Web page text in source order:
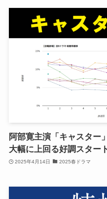
阿部寛主演「キャスター
大幅に上回る好調スター
2025年4月14日 2025春ドラマ